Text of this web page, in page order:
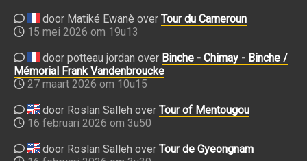
door Matiké Ewanè over Tour du Cameroun
15 mei 2026 om 19u13
door potteau jordan over Binche - Chimay - Binche /
Mémorial Frank Vandenbroucke
27 maart 2026 om 10u15
door Roslan Salleh over Tour of Mentougou
16 februari 2026 om 3u50
door Roslan Salleh over Tour de Gyeongnam